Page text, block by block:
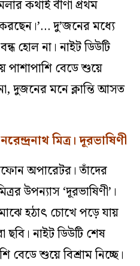
কথাই বীণা প্রথম
দু’জনের মধ্যে
হোল না। নাইট ডিউটি
বেডে শুয়ে
দুজনের মনে ক্লান্তি আসত
নরেন্দ্রনাথ মিত্র। দূরভাষিণী
অপারেটর। তাঁদের
উপন্যাস ‘দূরভাষিণী’।
হঠাৎ চোখে পড়ে যায়
নাইট ডিউটি শেষ
বেডে শুয়ে বিশ্রাম নিচ্ছে।